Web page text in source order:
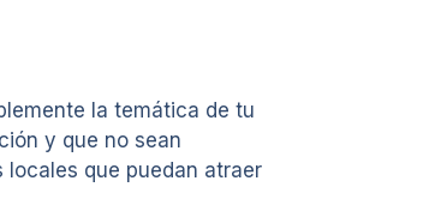
la temática de tu
y que no sean
que puedan atraer